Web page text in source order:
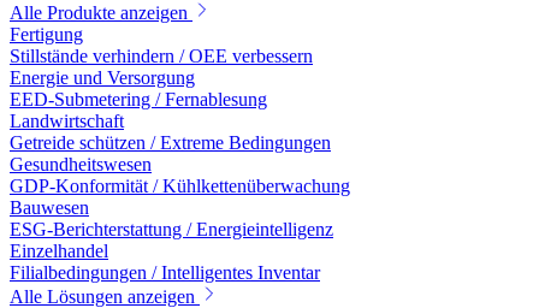
Alle Produkte anzeigen
Fertigung
Stillstände verhindern / OEE verbessern
Energie und Versorgung
EED-Submetering / Fernablesung
Landwirtschaft
Getreide schützen / Extreme Bedingungen
Gesundheitswesen
GDP-Konformität / Kühlkettenüberwachung
Bauwesen
ESG-Berichterstattung / Energieintelligenz
Einzelhandel
Filialbedingungen / Intelligentes Inventar
Alle Lösungen anzeigen